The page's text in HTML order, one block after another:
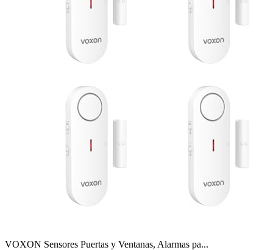
VOXON Sensores Puertas y Ventanas, Alarmas pa...